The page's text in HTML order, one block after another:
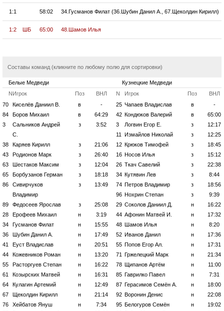
1:1 58:02 34.Гусманов Филат (36.Шубин Данил А., 67.Щеколдин Кирилл)
1:2 ШБ 65:00 48.Шамов Илья
Составы команд (кликните по любому полю для сортировки)
Белые Медведи
Кузнецкие Медведи
NИгрок Поз
ВНЛ
70
Киселёв Даниил В. в
-
84
Боров Михаил в
64:29
3
Сальников Андрей
С.
з 3:52
38 Каряев Кирилл з
21:06
43
Родионов Марк з
26:40
63
Шестаков Максим з
12:04
65
Борбузанов Герман з
18:18
86
Сивирчуков
Владимир
з 13:49
89 Федосеев Ярослав з
25:08
28
Ерофеев Михаил н
3:19
34
Гусманов Филат н
15:55
36
Шубин Данил А. н
17:49
41
Еуст Владислав н
20:51
44
Кожевников Роман н
13:20
55
Расторгуев Степан н
16:22
61
Козырских Матвей н
16:31
64
Кулагин Артемий н
12:49
67
Щеколдин Кирилл н
21:14
76
Хейбатов Януш н
7:34
N Игрок Поз
ВНЛ
25 Чапаев Владислав в
-
42 Кондюков Валерий в
65:00
3
Логвин Егор Е. з
12:17
11
Измайлов Николай з
12:25
12 Крюков Тимофей з
18:45
16 Носов Илья з
15:12
26 Ткач Савелий з
22:38
34 Кутявин Лев з
8:44
74 Петров Владимир з
18:56
96 Нохрин Степан з
9:39
29 Соколов Даниил Д. н
16:22
44 Афонин Матвей И. н
17:32
48 Шамов Илья н
8:20
52 Иванов Данил н
17:36
55 Попов Егор Ал. н
17:31
71 Гржелецкий Марк н
21:34
78 Щипанов Артём н
11:00
85 Гаврилко Павел н
7:31
87 Герасимов Семён А. н
18:00
92 Воронин Денис н
22:08
95 Белогуров Семён н
19:02